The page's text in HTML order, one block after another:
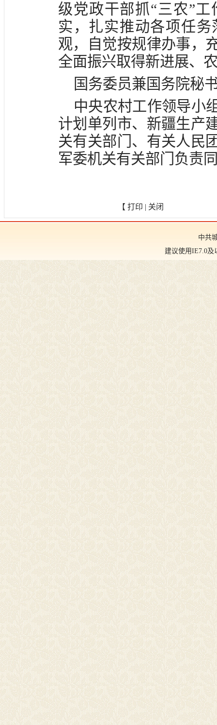
级党政干部抓“三农”
实，扎实推动各项任
观，自觉按规律办事，
全面振兴取得新进展、
国务委员兼国务院秘
中央农村工作领导小
计划单列市、新疆生产
关有关部门、有关人民
军委机关有关部门负责
【 打印 | 关闭
中共
建议使用IE7.0